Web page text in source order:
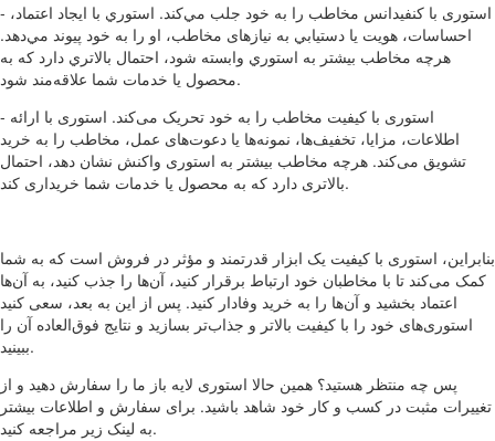
- استوری با کنفیدانس مخاطب را به خود جلب مي‌كند. استوري با ايجاد اعتماد،
احساسات، هويت يا دستيابي به نيازهای مخاطب، او را به خود پيوند مي‌دهد.
هرچه مخاطب بيشتر به استوري وابسته شود، احتمال بالاتري دارد كه به
محصول يا خدمات شما علاقه‌مند شود.
- استوری با کیفیت مخاطب را به خود تحریک می‌کند. استوری با ارائه
اطلاعات، مزایا، تخفیف‌ها، نمونه‌ها یا دعوت‌های عمل، مخاطب را به خرید
تشویق می‌کند. هرچه مخاطب بیشتر به استوری واکنش نشان دهد، احتمال
بالاتری دارد که به محصول یا خدمات شما خریداری کند.
بنابراین، استوری با کیفیت یک ابزار قدرتمند و مؤثر در فروش است که به شما
کمک می‌کند تا با مخاطبان خود ارتباط برقرار کنید، آن‌ها را جذب کنید، به آن‌ها
اعتماد بخشید و آن‌ها را به خرید وفادار کنید. پس از این به بعد، سعی کنید
استوری‌های خود را با کیفیت بالاتر و جذاب‌تر بسازید و نتایج فوق‌العاده آن را
ببینید.
پس چه منتظر هستید؟ همین حالا استوری لایه باز ما را سفارش دهید و از
تغییرات مثبت در کسب و کار خود شاهد باشید. برای سفارش و اطلاعات بیشتر
به لینک زیر مراجعه کنید.